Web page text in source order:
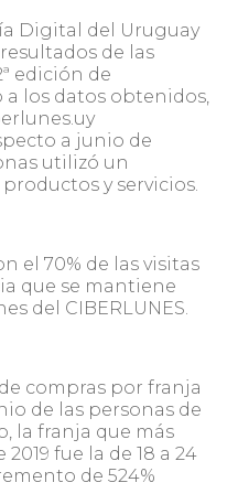
Digital del Uruguay
de las
edición de
a los datos obtenidos,
a junio de
utilizó un
y servicios.
el 70% de las visitas
que se mantiene
del CIBERLUNES.
compras por franja
de las personas de
la franja que más
fue la de 18 a 24
de 524%